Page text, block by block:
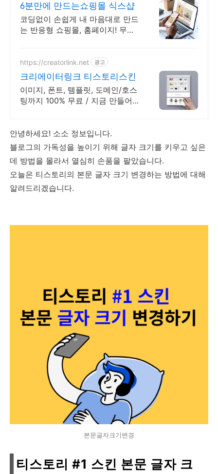
6분만에 만드는쇼핑몰 식스샵
코딩없이 손쉽게 내 마음대로 만드
는 반응형 쇼핑몰, 홈페이지! 무료
https://creatorlink.net 광고
크리에이터링크 티스토리스킨
이미지, 폰트, 템플릿, 도메인/호스
팅까지 100% 무료 / 지금 만들어
안녕하세요! 소소 정보입니다.
블로그의 가독성을 높이기 위해 글자 크기를 키우고 싶은
데 방법을 몰라서 열심히 손품을 팔았습니다.
오늘은 티스토리의 본문 글자 크기 변경하는 방법에 대해
알려드리겠습니다.
본문글자크기변경
티스토리 #1 스킨 본문 글자 크